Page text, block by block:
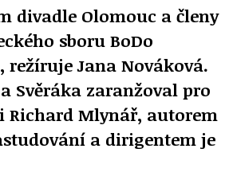
divadle Olomouc a členy
sboru BoDo
režíruje Jana Nováková.
Svěráka zaranžoval pro
Richard Mlynář, autorem
a dirigentem je